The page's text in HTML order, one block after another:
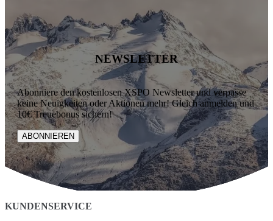
NEWSLETTER
Abonniere den kostenlosen XSPO Newsletter und verpasse
keine Neuigkeiten oder Aktionen mehr! Gleich anmelden und
10€ Treuebonus sichern!
ABONNIEREN
KUNDENSERVICE